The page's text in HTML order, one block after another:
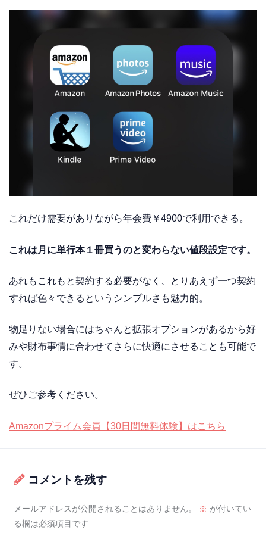
これだけ需要がありながら年会費￥4900で利用できる。
これは月に単行本１冊買うのと変わらない値段設定です。
あれもこれもと契約する必要がなく、とりあえず一つ契約
すれば色々できるというシンプルさも魅力的。
物足りない場合にはちゃんと拡張オプションがあるから好
みや財布事情に合わせてさらに快適にさせることも可能で
す。
ぜひご参考ください。
Amazonプライム会員【30日間無料体験】はこちら
コメントを残す
メールアドレスが公開されることはありません。 ※ が付いてい
る欄は必須項目です